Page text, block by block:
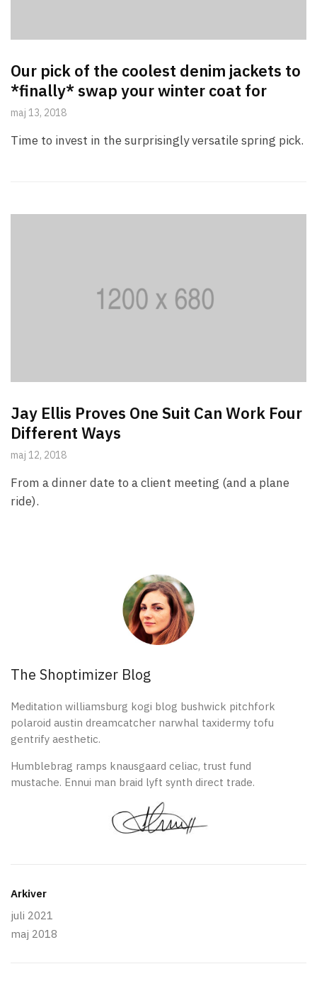
Our pick of the coolest denim jackets to
*finally* swap your winter coat for
maj 13, 2018
Time to invest in the surprisingly versatile spring pick.
Jay Ellis Proves One Suit Can Work Four
Different Ways
maj 12, 2018
From a dinner date to a client meeting (and a plane
ride).
The Shoptimizer Blog
Meditation williamsburg kogi blog bushwick pitchfork
polaroid austin dreamcatcher narwhal taxidermy tofu
gentrify aesthetic.
Humblebrag ramps knausgaard celiac, trust fund
mustache. Ennui man braid lyft synth direct trade.
Arkiver
juli 2021
maj 2018